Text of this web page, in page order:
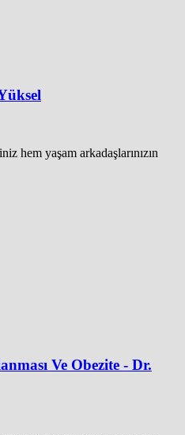
hem yaşam arkadaşlarınızın
Ve Obezite - Dr.